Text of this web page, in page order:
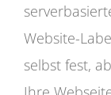
Website-
selbst fest,